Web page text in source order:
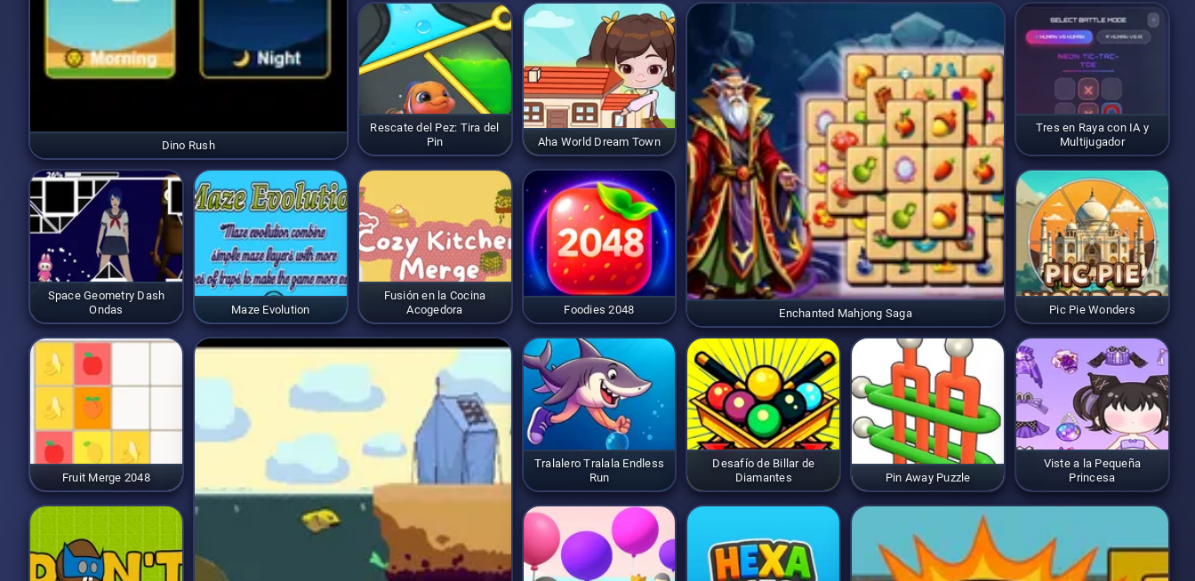
Dino Rush
Rescate del Pez: Tira del
Pin
Aha World Dream Town
Enchanted Mahjong Saga
Tres en Raya con IA y
Multijugador
Space Geometry Dash
Ondas
Maze Evolution
Fusión en la Cocina
Acogedora
Foodies 2048 Pic Pie Wonders
Fruit Merge 2048
Tralalero Tralala Endless
Run
Desafío de Billar de
Diamantes
Pin Away Puzzle
Viste a la Pequeña
Princesa